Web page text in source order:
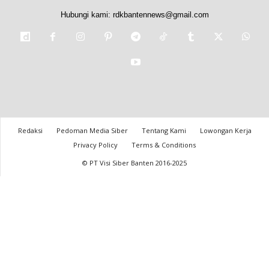
Hubungi kami: rdkbantennews@gmail.com
Redaksi Pedoman Media Siber Tentang Kami
Lowongan Kerja
Privacy Policy
Terms & Conditions
© PT Visi Siber Banten 2016-2025